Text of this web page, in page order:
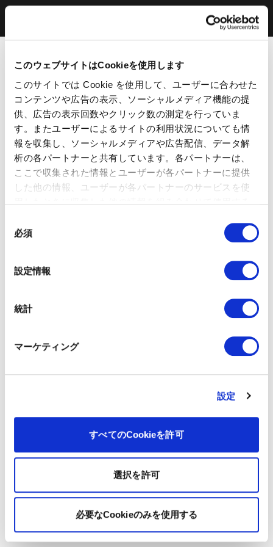
このウェブサイトはCookieを使用します
このサイトでは Cookie を使用して、ユーザーに合わせた
コンテンツや広告の表示、ソーシャルメディア機能の提
供、広告の表示回数やクリック数の測定を行っていま
す。またユーザーによるサイトの利用状況についても情
報を収集し、ソーシャルメディアや広告配信、データ解
析の各パートナーと共有しています。各パートナーは、
ここで収集された情報とユーザーが各パートナーに提供
した他の情報、ユーザーが各パートナーのサービスを使
ッキーに同意したことになります。
必須
設定情報
統計
マーケティング
設定
すべてのCookieを許可
選択を許可
必要なCookieのみを使用する